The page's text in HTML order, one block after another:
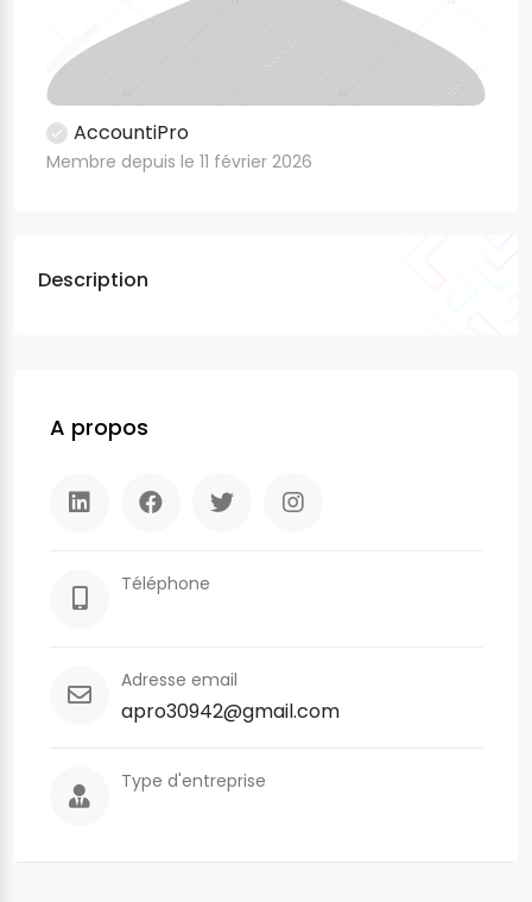
AccountiPro
Membre depuis le 11 février 2026
Description
A propos
Téléphone
Adresse email
apro30942@gmail.com
Type d'entreprise